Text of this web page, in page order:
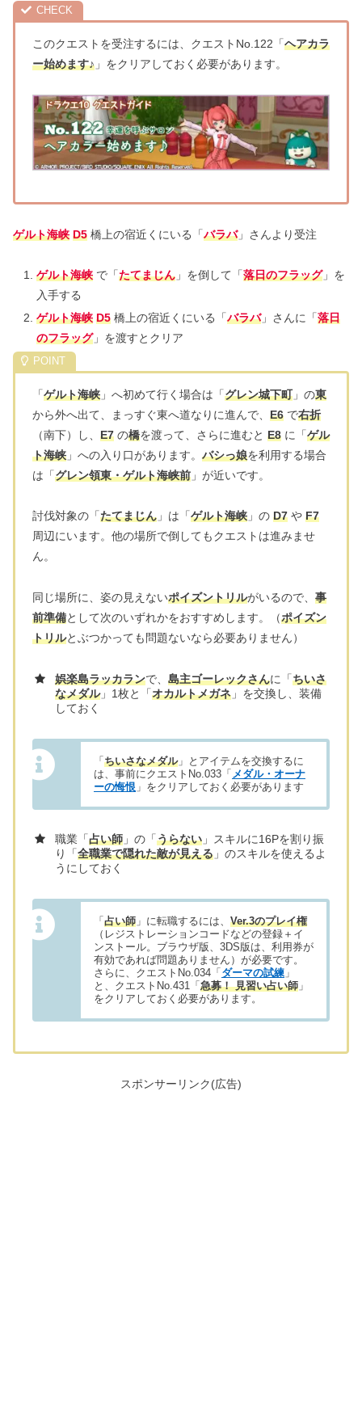
このクエストを受注するには、クエストNo.122「ヘアカラ
ー始めます♪ 」をクリアしておく必要があります。
ゲルト海峡 D5 橋上の宿近くにいる「バラバ」さんより受注
ゲルト海峡で「たてまじん」を倒して「落日のフラッグ」を
入手する
ゲルト海峡 D5橋上の宿近くにいる「バラバ」さんに「落日
のフラッグ」を渡すとクリア
「ゲルト海峡 」へ初めて行く場合は「グレン城下町」の東
から外へ出て、まっすぐ東へ道なりに進んで、 E6 で右折
（南下）し、 E7 の橋を渡って、さらに進むと E8 に「ゲル
ト海峡 」への入り口があります。 バシっ娘を利用する場合
は「グレン領東・ゲルト海峡前 」が近いです。
討伐対象の「たてまじん 」は「ゲルト海峡 」の D7 や F7
周辺にいます。他の場所で倒してもクエストは進みませ
ん。
同じ場所に、姿の見えないポイズントリルがいるので、 事
前準備として次のいずれかをおすすめします。（ポイズン
トリルとぶつかっても問題ないなら必要ありません）
娯楽島ラッカランで、 島主ゴーレックさんに「ちいさ
なメダル」1枚と「オカルトメガネ 」を交換し、装備
しておく
「 ちいさなメダル」とアイテムを交換するに
は、事前にクエストNo.033「 メダル・オーナ
ーの悔恨 」をクリアしておく必要があります
職業「占い師 」の「うらない 」スキルに16Pを割り振
り「全職業で隠れた敵が見える 」のスキルを使えるよ
うにしておく
「 占い師 」に転職するには、 Ver.3のプレイ権
（レジストレーションコードなどの登録＋イ
ンストール。ブラウザ版、3DS版は、利用券が
有効であれば問題ありません）が必要です。
さらに、クエストNo.034「 ダーマの試練 」
と、クエストNo.431「 急募！ 見習い占い師 」
をクリアしておく必要があります。
スポンサーリンク(広告)